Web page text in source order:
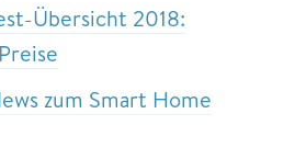
Übersicht 2018:
zum Smart Home